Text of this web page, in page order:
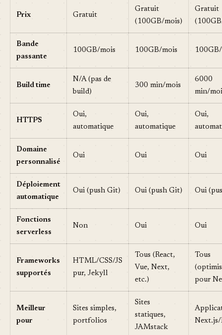
Prix Gratuit
Gratuit
(100GB/mois)
Gratuit
Bande
passante
100GB/mois 100GB/mois
Build time
N/A (pas de
build)
300 min/mois
6000
min/
HTTPS
Oui,
automatique
Oui,
automatique
Oui,
Domaine
personnalisé
Oui Oui Oui
Déploiement
automatique
Oui (push Git) Oui (push Git) Oui
Fonctions
serverless
Non Oui Oui
Frameworks
supportés
HTML/CSS/JS
pur, Jekyll
Tous (React,
Vue, Next,
etc.)
Tous
pour
Meilleur
pour
Sites simples,
portfolios
Sites
statiques,
JAMstack
Next.js/